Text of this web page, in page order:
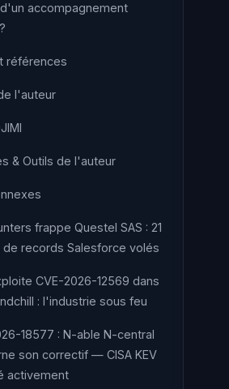
accompagnement
références
l'auteur
& Outils de l'auteur
frappe Questel SAS : 21
de records Salesforce volés
CVE-2026-12569 dans
: l'industrie sous feu
18577 : N-able N-central
son correctif — CISA KEV
activement